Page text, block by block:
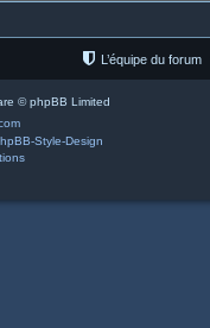
L’équipe du forum
© phpBB Limited
Style-Design